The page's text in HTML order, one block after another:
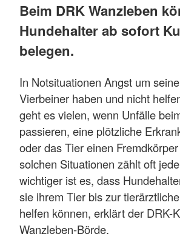
Beim DRK Wanzleben
Hundehalter ab sofort
belegen.
In Notsituationen Angst um
Vierbeiner haben und nicht
geht es vielen, wenn Unfälle
passieren, eine plötzliche
oder das Tier einen
solchen Situationen zählt oft
wichtiger ist es, dass
sie ihrem Tier bis zur
helfen können, erklärt der DRK-
Wanzleben-Börde.